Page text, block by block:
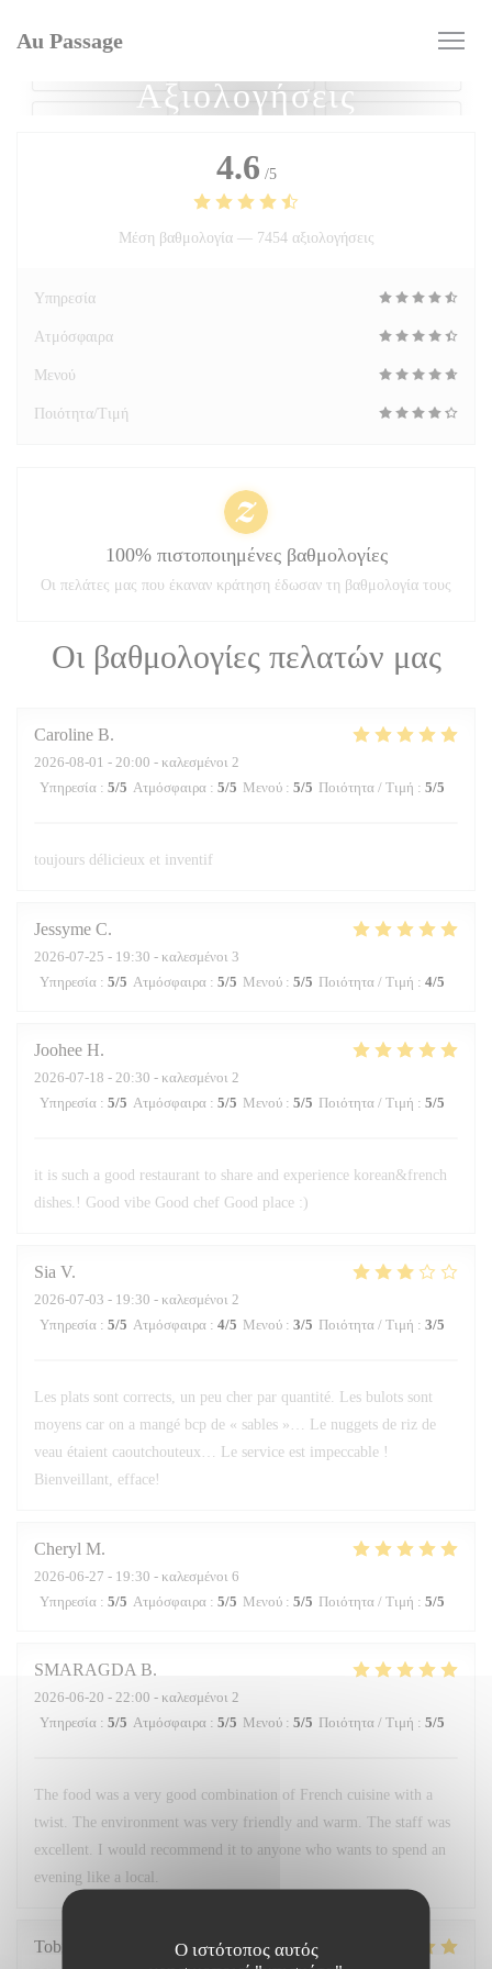
Ο ιστότοπος αυτός
Au Passage
Αξιολογήσεις
Οι βαθμολογίες πελατών μας
Caroline B
2026-08-01 - 20:00 - καλεσμένοι 2
Υπηρεσία : 5/5 Ατμόσφαιρα : 5/5 Μενού : 5/5 Ποιότητα / Τιμή : 5/5
toujours délicieux et inventif
Jessyme C
2026-07-25 - 19:30 - καλεσμένοι 3
Υπηρεσία : 5/5 Ατμόσφαιρα : 5/5 Μενού : 5/5 Ποιότητα / Τιμή : 4/5
Joohee H
2026-07-18 - 20:30 - καλεσμένοι 2
Υπηρεσία : 5/5 Ατμόσφαιρα : 5/5 Μενού : 5/5 Ποιότητα / Τιμή : 5/5
it is such a good restaurant to share and experience korean&french
dishes.! Good vibe Good chef Good place :)
Sia V
2026-07-03 - 19:30 - καλεσμένοι 2
Υπηρεσία : 5/5 Ατμόσφαιρα : 4/5 Μενού : 3/5 Ποιότητα / Τιμή : 3/5
Les plats sont corrects, un peu cher par quantité. Les bulots sont
moyens car on a mangé bcp de « sables »… Le nuggets de riz de
veau étaient caoutchouteux… Le service est impeccable !
Bienveillant, efface!
Cheryl M
2026-06-27 - 19:30 - καλεσμένοι 6
Υπηρεσία : 5/5 Ατμόσφαιρα : 5/5 Μενού : 5/5 Ποιότητα / Τιμή : 5/5
SMARAGDA B
2026-06-20 - 22:00 - καλεσμένοι 2
Υπηρεσία : 5/5 Ατμόσφαιρα : 5/5 Μενού : 5/5 Ποιότητα / Τιμή : 5/5
The food was a very good combination of French cuisine with a
twist. The environment was very friendly and warm. The staff was
excellent. I would recommend it to anyone who wants to spend an
evening like a local.
Tobias
4.6 /5
Μέση βαθμολογία — 7454 αξιολογήσεις
Υπηρεσία
Ατμόσφαιρα
Μενού
Ποιότητα/Τιμή
100% πιστοποιημένες βαθμολογίες
Οι πελάτες μας που έκαναν κράτηση έδωσαν τη βαθμολογία τους